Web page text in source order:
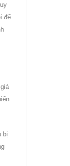
để
bị